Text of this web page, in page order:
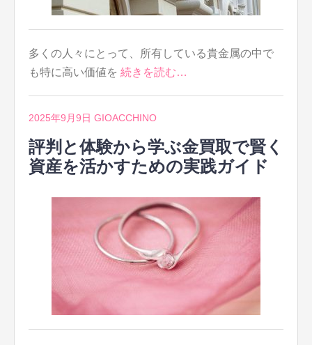
多くの人々にとって、所有している貴金属の中で
も特に高い価値を 続きを読む…
2025年9月9日 GIOACCHINO
評判と体験から学ぶ金買取で賢く
資産を活かすための実践ガイド